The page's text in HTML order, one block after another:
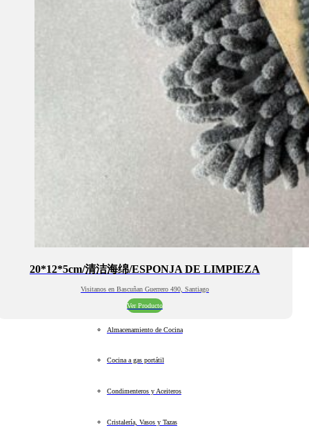
20*12*5cm/清洁海绵/ESPONJA DE LIMPIEZA
Visitanos en Bascuñan Guerrero 490, Santiago
Ver Producto
Almacenamiento de Cocina
Cocina a gas portátil
Condimenteros y Aceiteros
Cristalería, Vasos y Tazas